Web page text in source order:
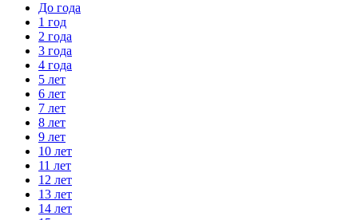
До года
1 год
2 года
3 года
4 года
5 лет
6 лет
7 лет
8 лет
9 лет
10 лет
11 лет
12 лет
13 лет
14 лет